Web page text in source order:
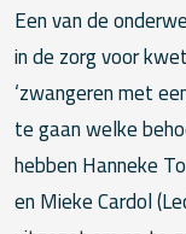
Een van de
in de zorg voor
‘zwangeren met
te gaan welke
hebben Hanneke
en Mieke Cardol